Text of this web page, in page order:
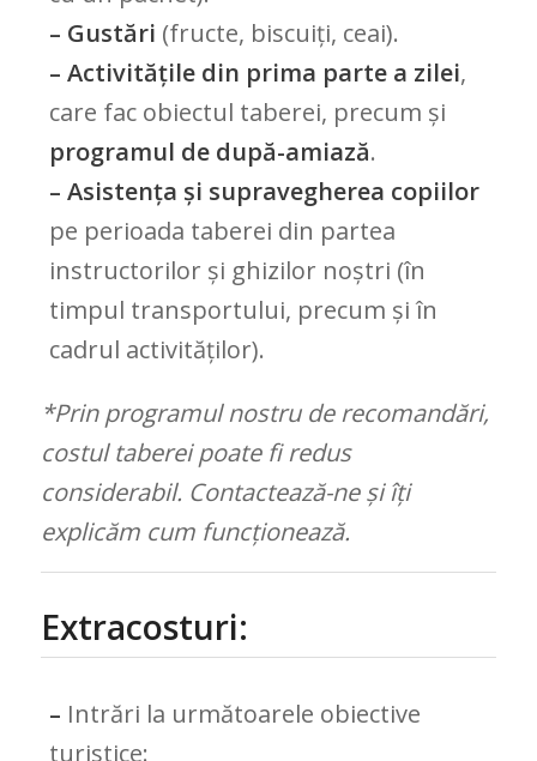
– Gustări (fructe, biscuiți, ceai).
– Activitățile din prima parte a zilei,
care fac obiectul taberei, precum și
programul de după-amiază.
– Asistența și supravegherea copiilor
pe perioada taberei din partea
instructorilor și ghizilor noștri (în
timpul transportului, precum și în
cadrul activităților).
*Prin programul nostru de recomandări,
costul taberei poate fi redus
considerabil. Contactează-ne și îți
explicăm cum funcționează.
Extracosturi:
– Intrări la următoarele obiective
turistice: